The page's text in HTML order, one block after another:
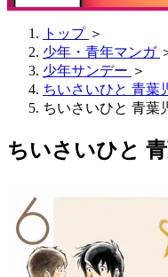
トップ ＞
少年・青年マンガ
少年サンデー ＞
ちいさいひと 青葉
ちいさいひと 青葉
ちいさいひと